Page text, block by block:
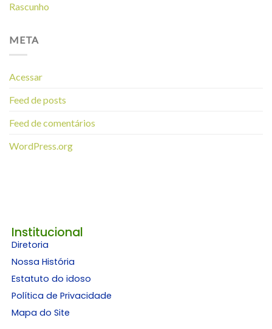
Rascunho
META
Acessar
Feed de posts
Feed de comentários
WordPress.org
Institucional
Diretoria
Nossa História
Estatuto do idoso
Política de Privacidade
Mapa do Site